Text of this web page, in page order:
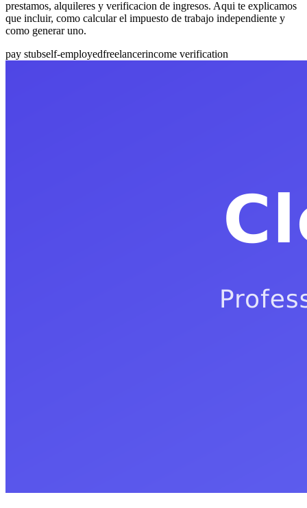
prestamos, alquileres y verificacion de ingresos. Aqui te explicamos
que incluir, como calcular el impuesto de trabajo independiente y
como generar uno.
pay stubself-employedfreelancerincome verification